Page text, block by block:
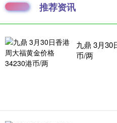
推荐资讯
九鼎 3月30
币/两